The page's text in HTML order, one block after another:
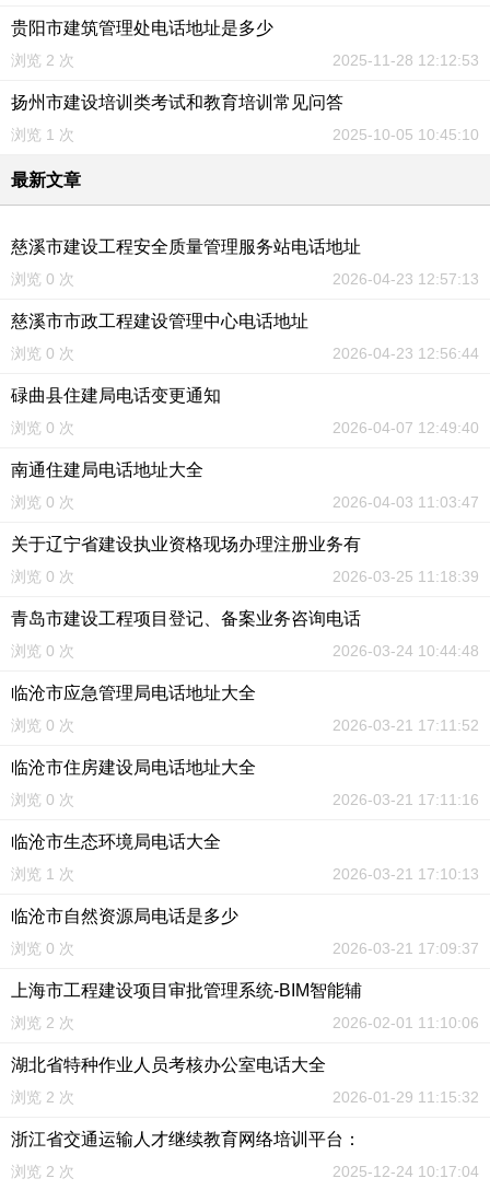
贵阳市建筑管理处电话地址是多少
浏览 2 次 2025-11-28 12:12:53
扬州市建设培训类考试和教育培训常见问答
浏览 1 次 2025-10-05 10:45:10
最新文章
慈溪市建设工程安全质量管理服务站电话地址
浏览 0 次 2026-04-23 12:57:13
慈溪市市政工程建设管理中心电话地址
浏览 0 次 2026-04-23 12:56:44
碌曲县住建局电话变更通知
浏览 0 次 2026-04-07 12:49:40
南通住建局电话地址大全
浏览 0 次 2026-04-03 11:03:47
关于辽宁省建设执业资格现场办理注册业务有
浏览 0 次 2026-03-25 11:18:39
青岛市建设工程项目登记、备案业务咨询电话
浏览 0 次 2026-03-24 10:44:48
临沧市应急管理局电话地址大全
浏览 0 次 2026-03-21 17:11:52
临沧市住房建设局电话地址大全
浏览 0 次 2026-03-21 17:11:16
临沧市生态环境局电话大全
浏览 1 次 2026-03-21 17:10:13
临沧市自然资源局电话是多少
浏览 0 次 2026-03-21 17:09:37
上海市工程建设项目审批管理系统-BIM智能辅
浏览 2 次 2026-02-01 11:10:06
湖北省特种作业人员考核办公室电话大全
浏览 2 次 2026-01-29 11:15:32
浙江省交通运输人才继续教育网络培训平台：
浏览 2 次 2025-12-24 10:17:04